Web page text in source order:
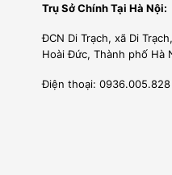
Trụ Sở Chính Tại Hà Nội:
ĐCN Di Trạch, xã Di
Hoài Đức, Thành phố Hà
Điện thoại: 0936.005.828